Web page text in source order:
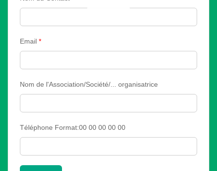
Email *
Nom de l'Association/Société/... organisatrice
Téléphone Format:00 00 00 00 00